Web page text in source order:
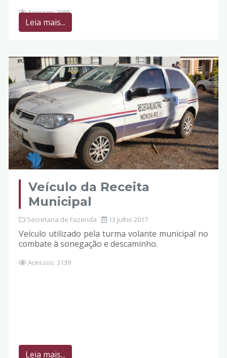
Acessos: 2985
Leia mais...
Veículo da Receita
Municipal
Secretaria de Fazenda 13 Julho 2017
Veículo utilizado pela turma volante municipal no
combate à sonegação e descaminho.
Acessos: 3139
Leia mais...